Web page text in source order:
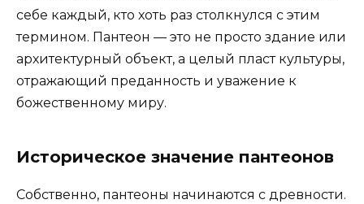
себе каждый, кто хоть раз столкнулся с этим
термином. Пантеон — это не просто здание или
архитектурный объект, а целый пласт культуры,
отражающий преданность и уважение к
божественному миру.
Историческое значение пантеонов
Собственно, пантеоны начинаются с древности.